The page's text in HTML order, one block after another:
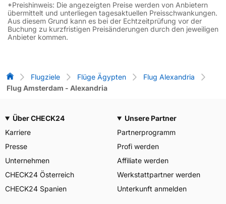
*Preishinweis: Die angezeigten Preise werden von Anbietern
übermittelt und unterliegen tagesaktuellen Preisschwankungen.
Aus diesem Grund kann es bei der Echtzeitprüfung vor der
Buchung zu kurzfristigen Preisänderungen durch den jeweiligen
Anbieter kommen.
Flug-Vergleich
Flugziele Flüge Ägypten
Flug Alexandria
Flug Amsterdam - Alexandria
Über CHECK24
Karriere
Presse
Unternehmen
CHECK24 Österreich
CHECK24 Spanien
Unsere Partner
Partnerprogramm
Profi werden
Affiliate werden
Werkstattpartner werden
Unterkunft anmelden